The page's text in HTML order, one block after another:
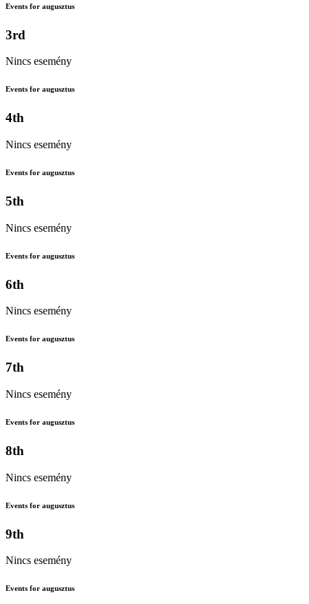
Events for augusztus
3rd
Nincs esemény
Events for augusztus
4th
Nincs esemény
Events for augusztus
5th
Nincs esemény
Events for augusztus
6th
Nincs esemény
Events for augusztus
7th
Nincs esemény
Events for augusztus
8th
Nincs esemény
Events for augusztus
9th
Nincs esemény
Events for augusztus